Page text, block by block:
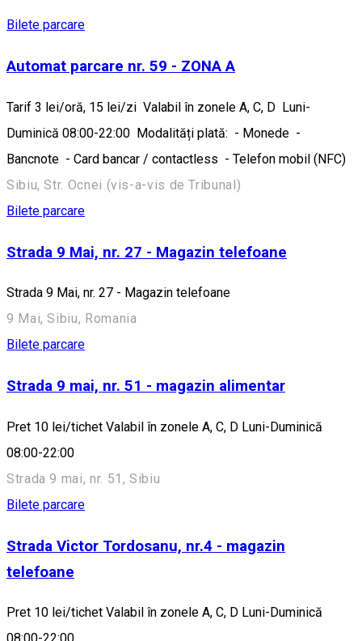
Bilete parcare
Automat parcare nr. 59 - ZONA A
Tarif 3 lei/oră, 15 lei/zi Valabil în zonele A, C, D Luni-
Duminică 08:00-22:00 Modalități plată: - Monede -
Bancnote - Card bancar / contactless - Telefon mobil (NFC)
Sibiu, Str. Ocnei (vis-a-vis de Tribunal)
Bilete parcare
Strada 9 Mai, nr. 27 - Magazin telefoane
Strada 9 Mai, nr. 27 - Magazin telefoane
9 Mai, Sibiu, Romania
Bilete parcare
Strada 9 mai, nr. 51 - magazin alimentar
Pret 10 lei/tichet Valabil în zonele A, C, D Luni-Duminică
08:00-22:00
Strada 9 mai, nr. 51, Sibiu
Bilete parcare
Strada Victor Tordosanu, nr.4 - magazin
telefoane
Pret 10 lei/tichet Valabil în zonele A, C, D Luni-Duminică